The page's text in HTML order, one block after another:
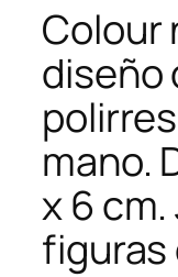
Colour
diseño
mano.
x 6
figuras